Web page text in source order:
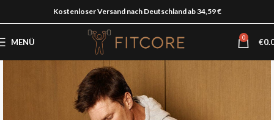
Kostenloser Versand nach Deutschland ab 34,59 €
MENÜ 0 €